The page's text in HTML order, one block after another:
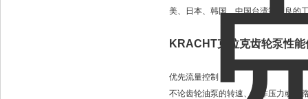
美、日本、韩国、中国台湾等精良的
KRACHT克拉克齿轮泵性能
优先流量控制
不论齿轮油泵的转速、工作压力或支